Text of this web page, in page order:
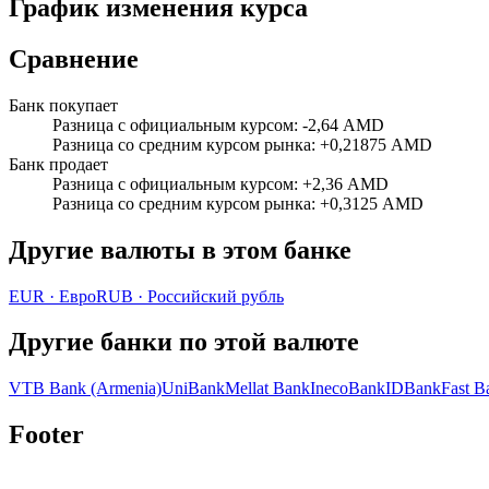
График изменения курса
Сравнение
Банк покупает
Разница с официальным курсом: -2,64 AMD
Разница со средним курсом рынка: +0,21875 AMD
Банк продает
Разница с официальным курсом: +2,36 AMD
Разница со средним курсом рынка: +0,3125 AMD
Другие валюты в этом банке
EUR · ЕвроRUB · Российский рубль
Другие банки по этой валюте
VTB Bank (Armenia)UniBankMellat BankInecoBankIDBankFast
Footer